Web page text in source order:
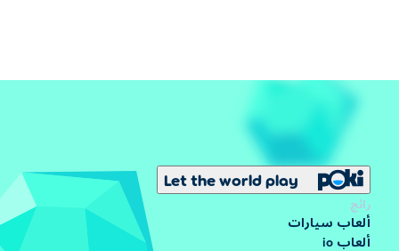
Let the world play
رائج
ألعاب سيارات
ألعاب io